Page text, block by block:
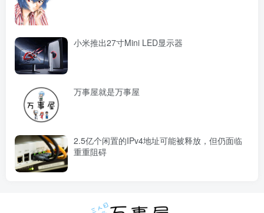
小米推出27寸Mini LED显示器
万事屋就是万事屋
2.5亿个闲置的IPv4地址可能被释放，但仍面临
重重阻碍